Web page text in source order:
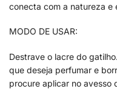
conecta com a natureza e
MODO DE USAR:
Destrave o lacre do
que deseja perfumar e
procure aplicar no avesso